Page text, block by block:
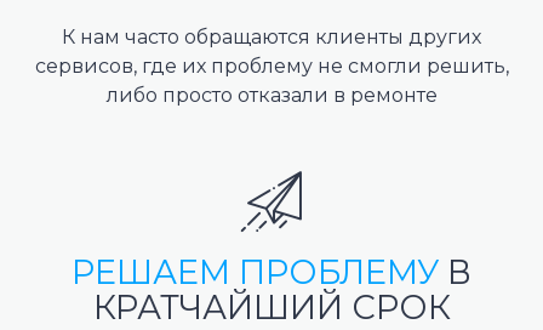
К нам часто обращаются клиенты других
сервисов, где их проблему не смогли решить,
либо просто отказали в ремонте
РЕШАЕМ ПРОБЛЕМУ В
КРАТЧАЙШИЙ СРОК